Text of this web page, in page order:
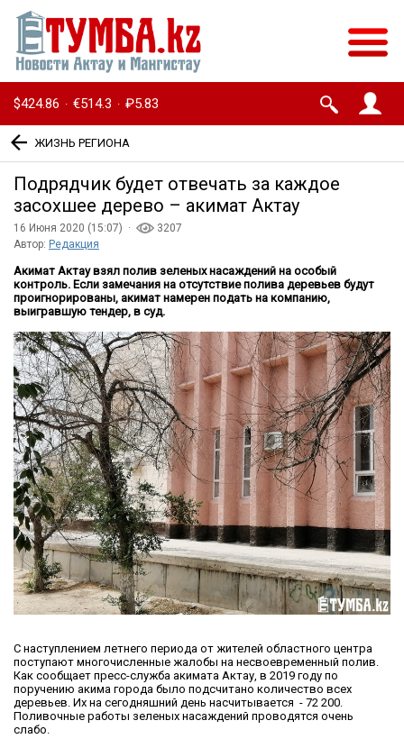
$424.86 · €514.3 · ₽5.83
ЖИЗНЬ РЕГИОНА
Подрядчик будет отвечать за каждое
засохшее дерево – акимат Актау
16 Июня 2020 (15:07) ·
3207
Автор: Редакция
Акимат Актау взял полив зеленых насаждений на особый
контроль. Если замечания на отсутствие полива деревьев будут
проигнорированы, акимат намерен подать на компанию,
выигравшую тендер, в суд.
С наступлением летнего периода от жителей областного центра
поступают многочисленные жалобы на несвоевременный полив.
Как сообщает пресс-служба акимата Актау, в 2019 году по
поручению акима города было подсчитано количество всех
деревьев. Их на сегодняшний день насчитывается - 72 200.
Поливочные работы зеленых насаждений проводятся очень
слабо.